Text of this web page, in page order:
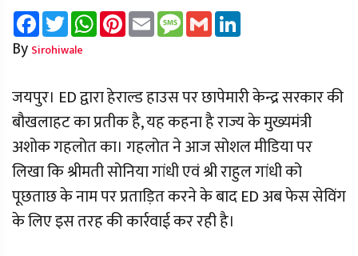
FacebookTwitterWhatsAppPinterest
Email Message
Gmail
By Sirohiwale
जयपुर। ED द्वारा हेराल्ड हाउस पर छापेमारी केन्द्र सरकार की
बौखलाहट का प्रतीक है, यह कहना है राज्य के मुख्यमंत्री
अशोक गहलोत का। गहलोत ने आज सोशल मीडिया पर
लिखा कि श्रीमती सोनिया गांधी एवं श्री राहुल गांधी को
पूछताछ के नाम पर प्रताड़ित करने के बाद ED अब फेस सेविंग
के लिए इस तरह की कार्रवाई कर रही है।